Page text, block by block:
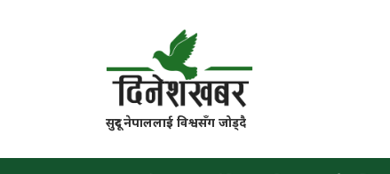
सुदूर नेपाललाई विश्वसँग जोड्दै